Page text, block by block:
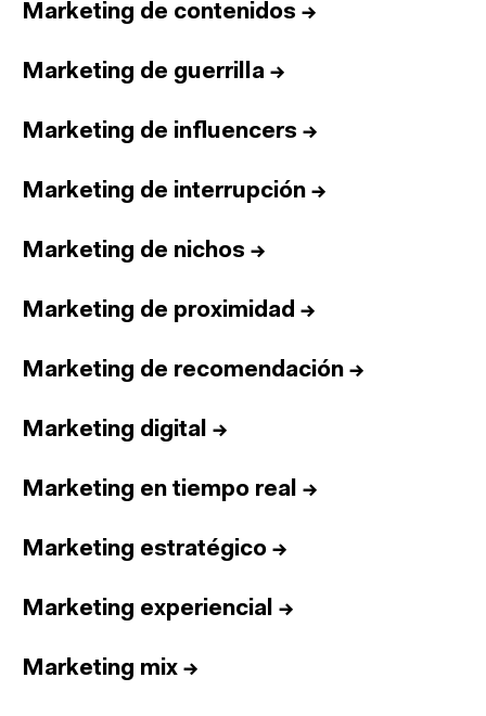
Marketing de contenidos →
Marketing de guerrilla →
Marketing de influencers →
Marketing de interrupción →
Marketing de nichos →
Marketing de proximidad →
Marketing de recomendación →
Marketing digital →
Marketing en tiempo real →
Marketing estratégico →
Marketing experiencial →
Marketing mix →